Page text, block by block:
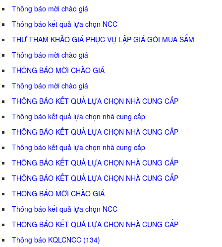
Thông báo mời chào giá
Thông báo kết quả lựa chọn NCC
THƯ THAM KHẢO GIÁ PHỤC VỤ LẬP GIÁ GÓI MUA SẮM
Thông báo mời chào giá
THÔNG BÁO MỜI CHÀO GIÁ
Thông báo mời chào giá
THÔNG BÁO KẾT QUẢ LỰA CHỌN NHÀ CUNG CẤP
Thông báo kết quả lựa chọn nhà cung cấp
THÔNG BÁO KẾT QUẢ LỰA CHỌN NHÀ CUNG CẤP
Thông báo kết quả lựa chọn nhà cung cấp
THÔNG BÁO KẾT QUẢ LỰA CHỌN NHÀ CUNG CẤP
THÔNG BÁO KẾT QUẢ LỰA CHỌN NHÀ CUNG CẤP
THÔNG BÁO MỜI CHÀO GIÁ
Thông báo kết quả lựa chọn NCC
THÔNG BÁO KẾT QUẢ LỰA CHỌN NHÀ CUNG CẤP
Thông báo KQLCNCC (134)